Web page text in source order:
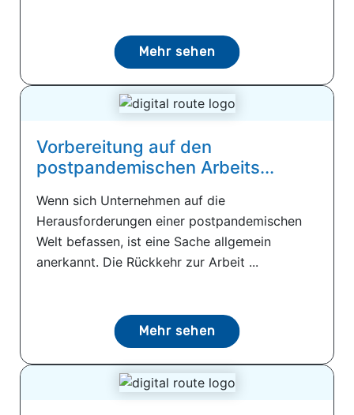
Mehr sehen
Vorbereitung auf den
postpandemischen Arbeits...
Wenn sich Unternehmen auf die
Herausforderungen einer postpandemischen
Welt befassen, ist eine Sache allgemein
anerkannt. Die Rückkehr zur Arbeit ...
Mehr sehen